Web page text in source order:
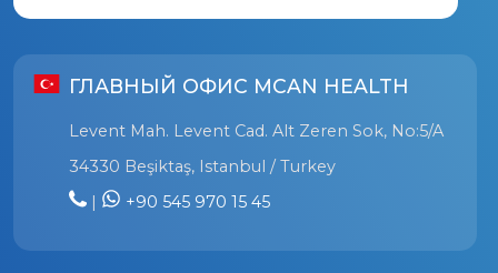
ГЛАВНЫЙ ОФИС MCAN HEALTH
Levent Mah. Levent Cad. Alt Zeren Sok, No:5/A
34330 Beşiktaş, Istanbul / Turkey
+90 545 970 15 45